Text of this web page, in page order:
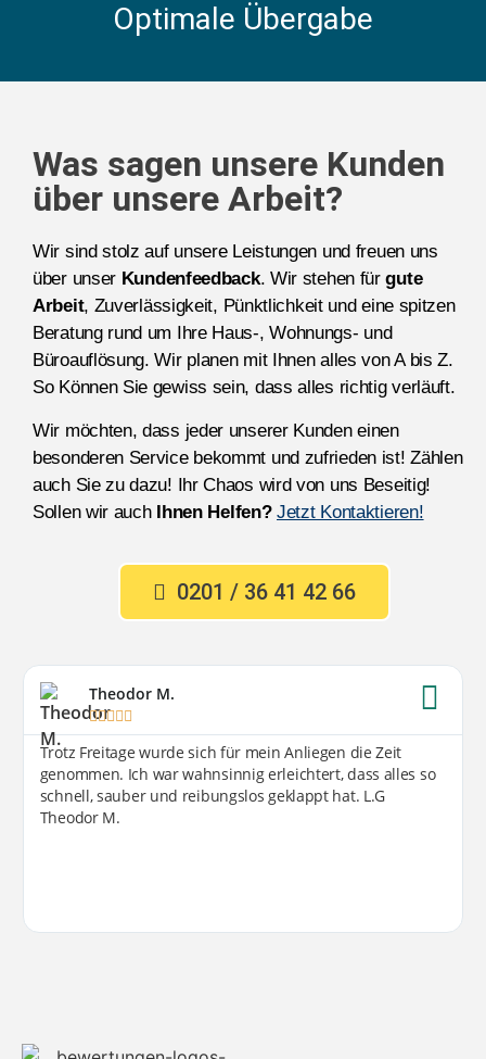
Optimale Übergabe
Was sagen unsere Kunden
über unsere Arbeit?
Wir sind stolz auf unsere Leistungen und freuen uns
über unser Kundenfeedback. Wir stehen fürgute
Arbeit, Zuverlässigkeit, Pünktlichkeit und eine spitzen
Beratung rund um Ihre Haus-, Wohnungs- und
Büroauflösung. Wir planen mit Ihnen alles von A bis Z.
So Können Sie gewiss sein, dass alles richtig verläuft.
Wir möchten, dass jeder unserer Kunden einen
besonderen Service bekommt und zufrieden ist! Zählen
auch Sie zu dazu! Ihr Chaos wird von uns Beseitig!
Sollen wir auch Ihnen Helfen? Jetzt Kontaktieren!
0201 / 36 41 42 66
Theodor M.
  
Trotz Freitage wurde sich für mein Anliegen die Zeit
genommen. Ich war wahnsinnig erleichtert, dass alles so
schnell, sauber und reibungslos geklappt hat. L.G
Theodor M.